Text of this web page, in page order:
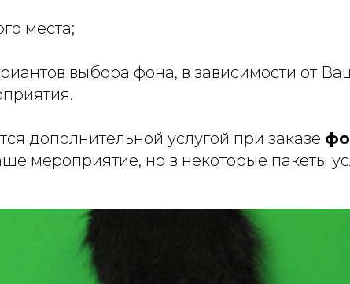
места;
выбора фона, в зависимости от
дополнительной услугой при заказе
мероприятие, но в некоторые пакеты